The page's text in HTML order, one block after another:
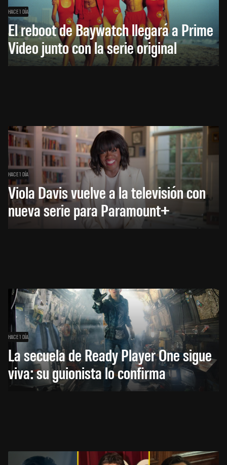
HACE 1 DÍA
El reboot de Baywatch llegará a Prime
Video junto con la serie original
HACE 1 DÍA
Viola Davis vuelve a la televisión con
nueva serie para Paramount+
HACE 1 DÍA
La secuela de Ready Player One sigue
viva: su guionista lo confirma